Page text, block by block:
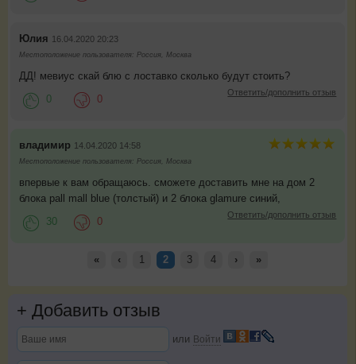
Юлия 16.04.2020 20:23
Местоположение пользователя: Россия, Москва
ДД! мевиус скай блю с лоставко сколько будут стоить?
Ответить/дополнить отзыв
0 0
владимир 14.04.2020 14:58
Местоположение пользователя: Россия, Москва
впервые к вам обращаюсь. сможете доставить мне на дом 2
блока pall mall blue (толстый) и 2 блока glamure синий,
Ответить/дополнить отзыв
30 0
« ‹ 1 2 3 4 › »
+ Добавить отзыв
или Войти